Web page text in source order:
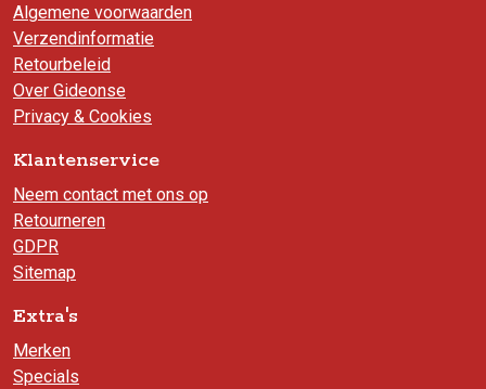
Algemene voorwaarden
Verzendinformatie
Retourbeleid
Over Gideonse
Privacy & Cookies
Klantenservice
Neem contact met ons op
Retourneren
GDPR
Sitemap
Extra's
Merken
Specials